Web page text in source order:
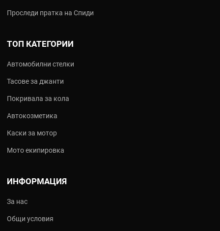
Проследи пратка на Спиди
ТОП КАТЕГОРИИ
Автомобилни стелки
Тасове за джанти
Покривала за кола
Автокозметика
Каски за мотор
Мото екипировка
ИНФОРМАЦИЯ
За нас
Общи условия